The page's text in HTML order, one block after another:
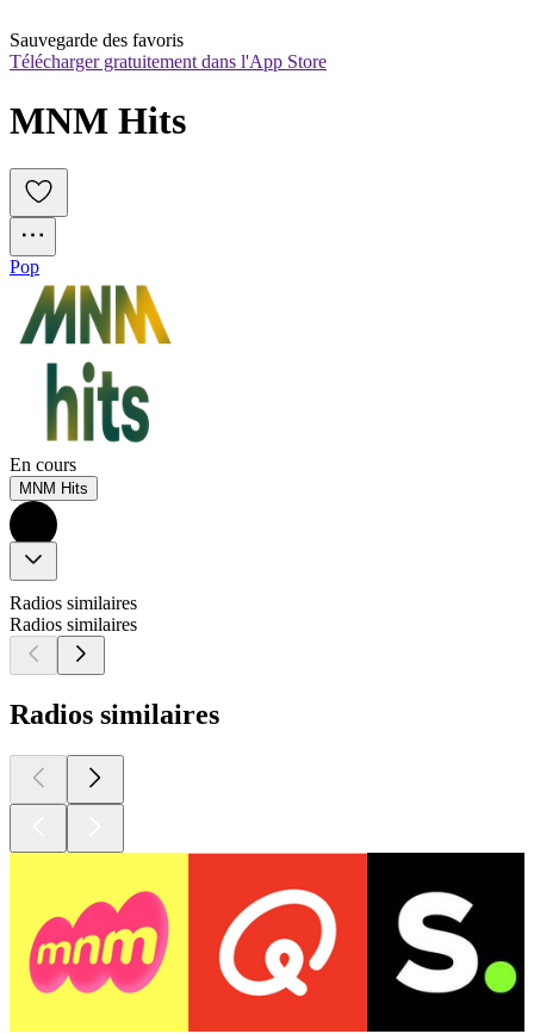
Sauvegarde des favoris
Télécharger gratuitement dans l'App Store
MNM Hits
Pop
En cours
MNM Hits
Radios similaires
Radios similaires
Radios similaires